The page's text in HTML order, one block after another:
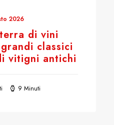
2026
di vini
classici
vitigni antichi
9 Minuti